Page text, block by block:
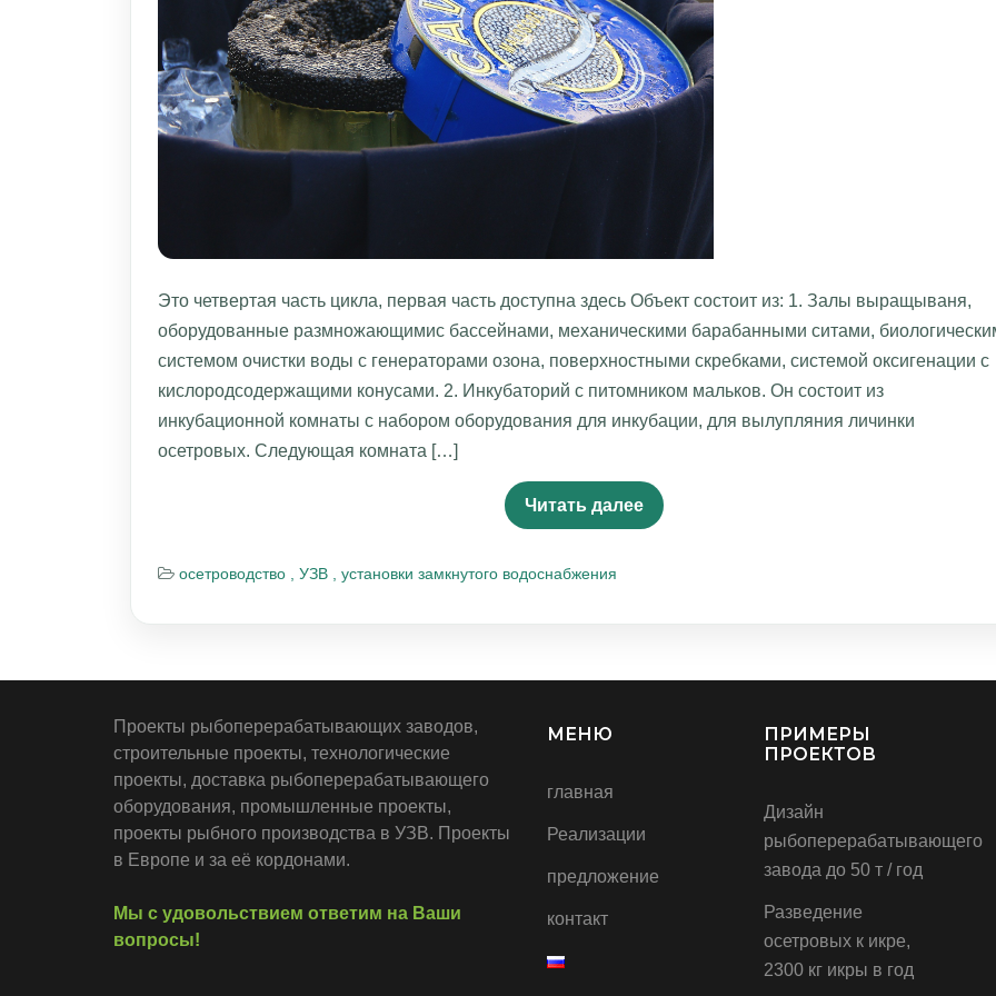
Это четвертая часть цикла, первая часть доступна здесь Объект состоит из: 1. Залы выращываня,
оборудованные размножающимис бассейнами, механическими барабанными ситами,
системом очистки воды с генераторами озона, поверхностными скребками, системой оксигенации с
кислородсодержащими конусами. 2. Инкубаторий с питомником мальков. Он состоит из
инкубационной комнаты с набором оборудования для инкубации, для вылупляния личинки
осетровых. Следующая комната […]
Читать далее
осетроводство , УЗВ , установки замкнутого водоснабжения
Проекты рыбоперерабатывающих заводов,
строительные проекты, технологические
проекты, доставка рыбоперерабатывающего
оборудования, промышленные проекты,
проекты рыбного производства в УЗВ. Проекты
в Европе и за её кордонами.
Мы с удовольствием ответим на Ваши
вопросы!
МЕНЮ
главная
Реализации
предложение
контакт
ПРИМЕРЫ
ПРОЕКТОВ
Дизайн
рыбоперерабатывающего
завода до 50 т / год
Разведение
осетровых к икре,
2300 кг икры в год